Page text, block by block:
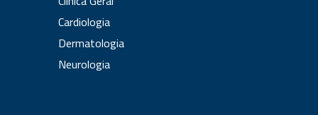
Cardiologia
Dermatologia
Neurologia